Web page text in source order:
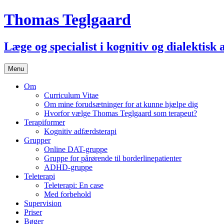
Thomas Teglgaard
Læge og specialist i kognitiv og dialektisk
Menu Skip
to
content
Om
Curriculum Vitae
Om mine forudsætninger for at kunne hjælpe dig
Hvorfor vælge Thomas Teglgaard som terapeut?
Terapiformer
Kognitiv adfærdsterapi
Grupper
Online DAT-gruppe
Gruppe for pårørende til borderlinepatienter
ADHD-gruppe
Teleterapi
Teleterapi: En case
Med forbehold
Supervision
Priser
Bøger